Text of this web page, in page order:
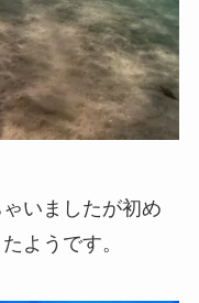
いましたが初め
ようです。